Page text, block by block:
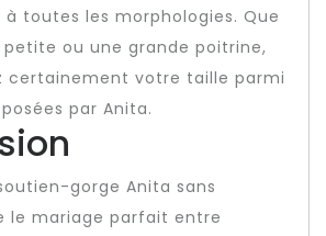
à toutes les morphologies. Que
petite ou une grande poitrine,
certainement votre taille parmi
par Anita.
gorge Anita sans
le mariage parfait entre